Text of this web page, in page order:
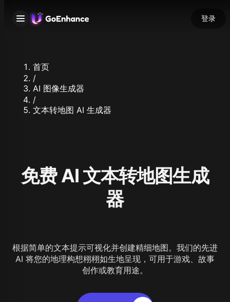
登录
首页
/
AI 图像生成器
/
文本转地图 AI 生成器
免费 AI 文本转地图生成
器
根据简单的文本提示可视化并创建精细地图。我们的先进
AI 将您的地理构想栩栩如生地呈现，可用于游戏、故事
创作或教育用途。